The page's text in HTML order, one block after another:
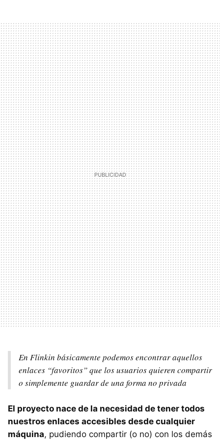
En Flinkin básicamente podemos encontrar aquellos
enlaces “favoritos” que los usuarios quieren compartir
o simplemente guardar de una forma no privada
El proyecto nace de la necesidad de tener todos
nuestros enlaces accesibles desde cualquier
máquina, pudiendo compartir (o no) con los demás